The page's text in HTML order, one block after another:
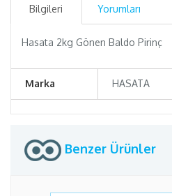
Bilgileri
Yorumları
Hasata 2kg Gönen Baldo Pirinç
Marka HASATA
Benzer Ürünler